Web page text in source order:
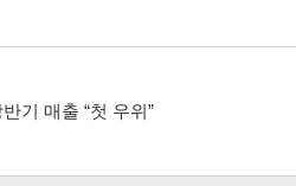
기 매출 “첫 우위”